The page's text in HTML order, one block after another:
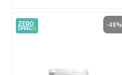
-48%